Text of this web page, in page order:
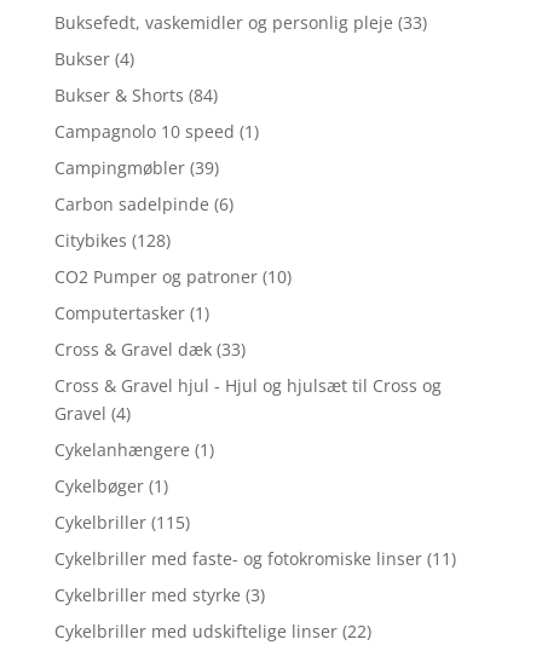
Buksefedt, vaskemidler og personlig pleje (33)
Bukser (4)
Bukser & Shorts (84)
Campagnolo 10 speed (1)
Campingmøbler (39)
Carbon sadelpinde (6)
Citybikes (128)
CO2 Pumper og patroner (10)
Computertasker (1)
Cross & Gravel dæk (33)
Cross & Gravel hjul - Hjul og hjulsæt til Cross og
Gravel (4)
Cykelanhængere (1)
Cykelbøger (1)
Cykelbriller (115)
Cykelbriller med faste- og fotokromiske linser (11)
Cykelbriller med styrke (3)
Cykelbriller med udskiftelige linser (22)